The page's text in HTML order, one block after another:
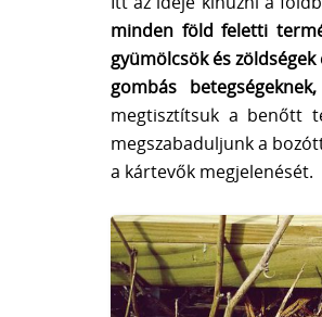
minden föld feletti
gyümölcsök és
gombás
megtisztítsuk a benőtt
megszabaduljunk a
a kártevők megjelenését.